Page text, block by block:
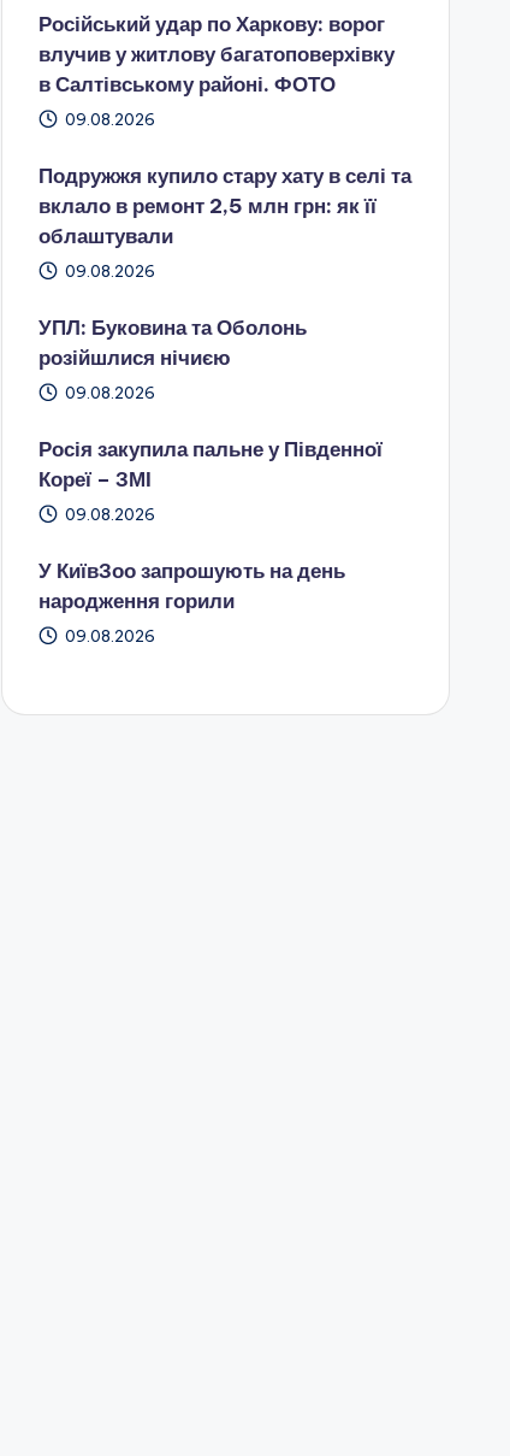
Російський удар по Харкову: ворог
влучив у житлову багатоповерхівку
в Салтівському районі. ФОТО
09.08.2026
Подружжя купило стару хату в селі та
вклало в ремонт 2,5 млн грн: як її
облаштували
09.08.2026
УПЛ: Буковина та Оболонь
розійшлися нічиєю
09.08.2026
Росія закупила пальне у Південної
Кореї – ЗМІ
09.08.2026
У КиївЗоо запрошують на день
народження горили
09.08.2026